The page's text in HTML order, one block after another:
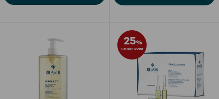
Ver Tudo
Hidratantes
Banho
Protetores
25%
SOBRE PVPR